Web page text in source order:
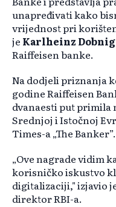
unapređivati kako
vrijednost pri
je Karlheinz
Raiffeisen banke.
Na dodjeli priznanja
godine Raiffeisen
dvanaesti put primila
Srednjoj i Istočnoj
Times-a „The Banker”.
„Ove nagrade vidim
korisničko iskustvo
digitalizaciji," izjavio
direktor RBI-a.